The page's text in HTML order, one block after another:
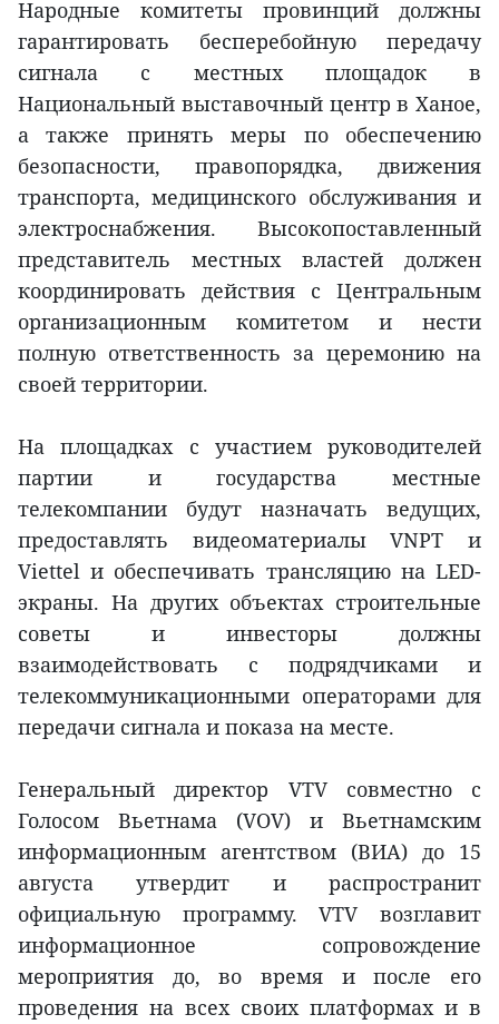
Народные комитеты провинций должны
гарантировать бесперебойную передачу
сигнала с местных площадок в
Национальный выставочный центр в Ханое,
а также принять меры по обеспечению
безопасности, правопорядка, движения
транспорта, медицинского обслуживания и
электроснабжения. Высокопоставленный
представитель местных властей должен
координировать действия с Центральным
организационным комитетом и нести
полную ответственность за церемонию на
своей территории.
На площадках с участием руководителей
партии и государства местные
телекомпании будут назначать ведущих,
предоставлять видеоматериалы VNPT и
Viettel и обеспечивать трансляцию на LED-
экраны. На других объектах строительные
советы и инвесторы должны
взаимодействовать с подрядчиками и
телекоммуникационными операторами для
передачи сигнала и показа на месте.
Генеральный директор VTV совместно с
Голосом Вьетнама (VOV) и Вьетнамским
информационным агентством (ВИА) до 15
августа утвердит и распространит
официальную программу. VTV возглавит
информационное сопровождение
мероприятия до, во время и после его
проведения на всех своих платформах и в